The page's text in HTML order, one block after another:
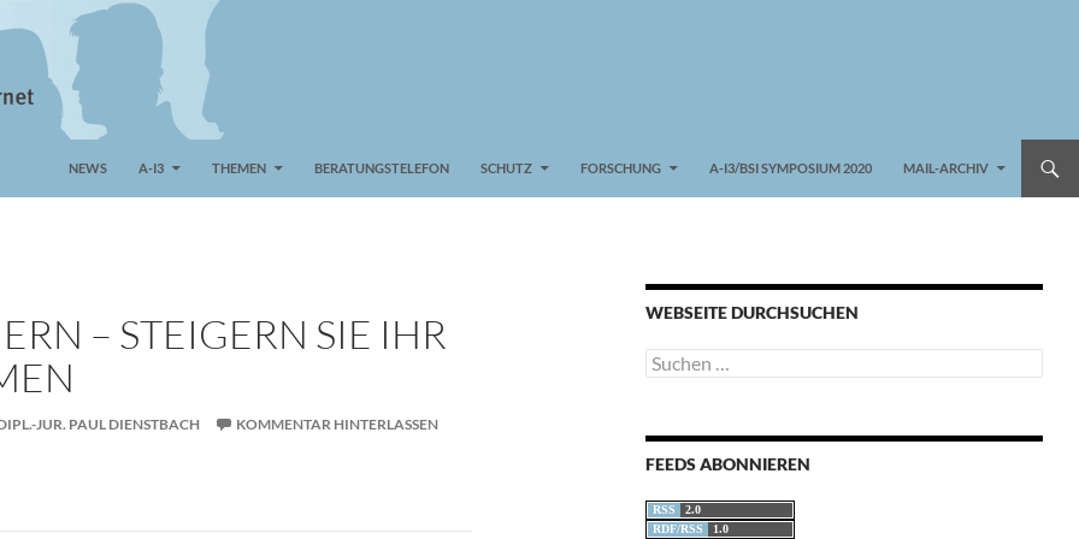
NEWS A-I3 THEMEN BERATUNGSTELEFON SCHUTZ FORSCHUNG A-I3/BSI SYMPOSIUM 2020 MAIL-ARCHIV
– STEIGERN SIE IHR
JUR. PAUL DIENSTBACH KOMMENTAR HINTERLASSEN
WEBSEITE DURCHSUCHEN
Suchen
nach:
FEEDS ABONNIEREN
RSS
2.0
RDF/RSS
1.0